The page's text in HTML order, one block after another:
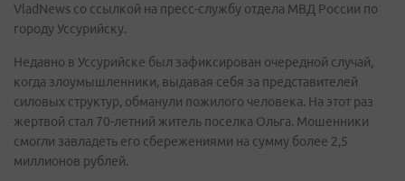
VladNews со ссылкой на пресс-службу отдела МВД России по
городу Уссурийску.
Недавно в Уссурийске был зафиксирован очередной случай,
когда злоумышленники, выдавая себя за представителей
силовых структур, обманули пожилого человека. На этот раз
жертвой стал 70-летний житель поселка Ольга. Мошенники
смогли завладеть его сбережениями на сумму более 2,5
миллионов рублей.